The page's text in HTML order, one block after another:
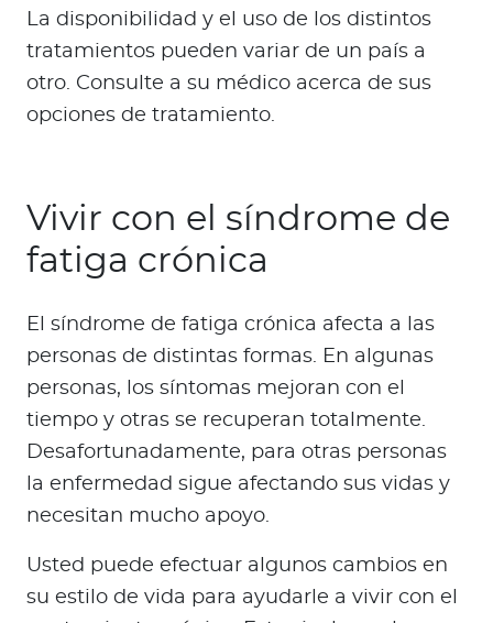
La disponibilidad y el uso de los distintos
tratamientos pueden variar de un país a
otro. Consulte a su médico acerca de sus
opciones de tratamiento.
Vivir con el síndrome de
fatiga crónica
El síndrome de fatiga crónica afecta a las
personas de distintas formas. En algunas
personas, los síntomas mejoran con el
tiempo y otras se recuperan totalmente.
Desafortunadamente, para otras personas
la enfermedad sigue afectando sus vidas y
necesitan mucho apoyo.
Usted puede efectuar algunos cambios en
su estilo de vida para ayudarle a vivir con el